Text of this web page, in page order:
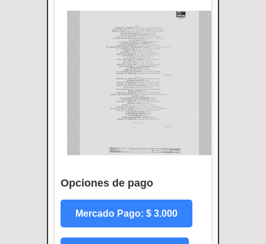
Opciones de pago
Mercado Pago: $ 3.000